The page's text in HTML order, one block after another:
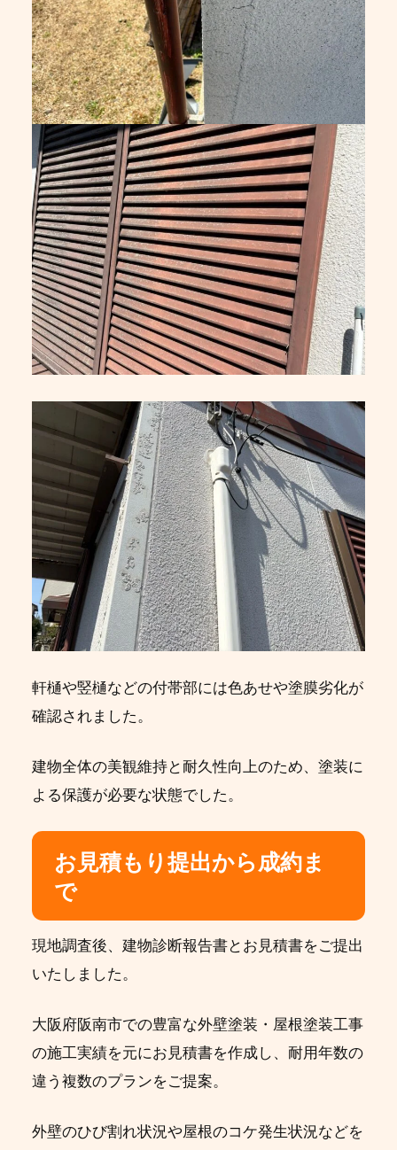
軒樋や竪樋などの付帯部には色あせや塗膜劣化が
確認されました。
建物全体の美観維持と耐久性向上のため、塗装に
よる保護が必要な状態でした。
お見積もり提出から成約ま
で
現地調査後、建物診断報告書とお見積書をご提出
いたしました。
大阪府阪南市での豊富な外壁塗装・屋根塗装工事
の施工実績を元にお見積書を作成し、耐用年数の
違う複数のプランをご提案。
外壁のひび割れ状況や屋根のコケ発生状況などを